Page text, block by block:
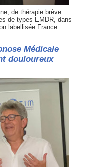
de thérapie brève
de types EMDR, dans
labellisée France
Médicale
douloureux